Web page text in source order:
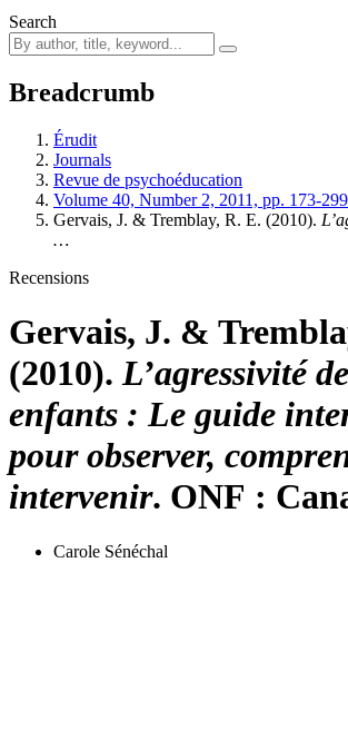
Search
Breadcrumb
Érudit
Journals
Revue de psychoéducation
Volume 40, Number 2, 2011, pp. 173-299
Gervais, J. & Tremblay, R. E. (2010).
…
Recensions
Gervais, J. &
(2010). L’agressivité
enfants : Le guide
pour observer,
intervenir. ONF :
Carole Sénéchal